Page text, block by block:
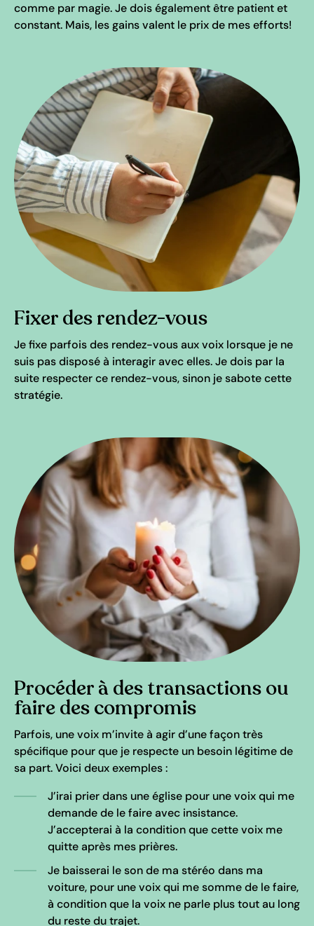
comme par magie. Je dois également être patient et
constant. Mais, les gains valent le prix de mes efforts!
Fixer des rendez-vous
Je fixe parfois des rendez-vous aux voix lorsque je ne
suis pas disposé à interagir avec elles. Je dois par la
suite respecter ce rendez-vous, sinon je sabote cette
stratégie.
Procéder à des transactions ou
faire des compromis
Parfois, une voix m’invite à agir d’une façon très
spécifique pour que je respecte un besoin légitime de
sa part. Voici deux exemples :
J’irai prier dans une église pour une voix qui me
demande de le faire avec insistance.
J’accepterai à la condition que cette voix me
quitte après mes prières.
Je baisserai le son de ma stéréo dans ma
voiture, pour une voix qui me somme de le faire,
à condition que la voix ne parle plus tout au long
du reste du trajet.